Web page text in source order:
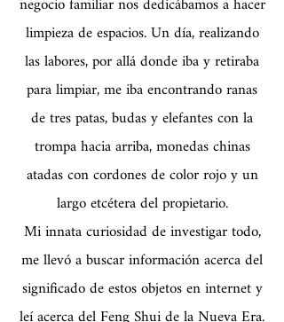
limpieza de espacios. Un día, realizando
las labores, por allá donde iba y retiraba
para limpiar, me iba encontrando ranas
de tres patas, budas y elefantes con la
trompa hacia arriba, monedas chinas
atadas con cordones de color rojo y un
largo etcétera del propietario.
Mi innata curiosidad de investigar todo,
me llevó a buscar información acerca del
significado de estos objetos en internet y